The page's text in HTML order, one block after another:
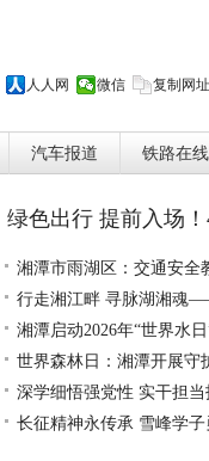
人人网 微信 复制网址
汽车报道 铁路在线
绿色出行 提前入场
湘潭市雨湖区：交通安全
行走湘江畔 寻脉湖湘魂
湘潭启动2026年“世界水
世界森林日：湘潭开展守
深学细悟强党性 实干担
长征精神永传承 雪峰学